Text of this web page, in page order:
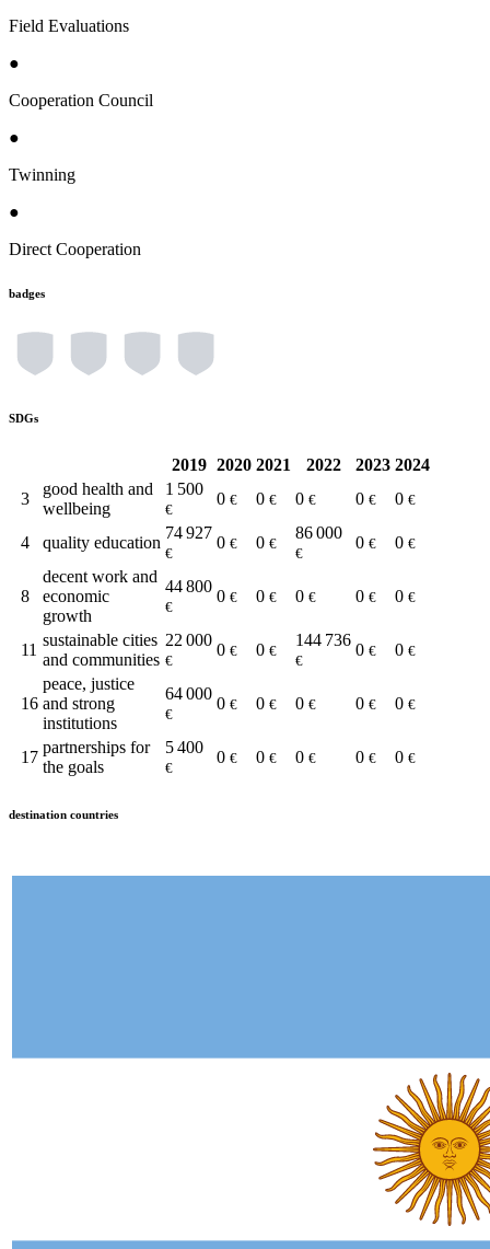
Field Evaluations
●
Cooperation Council
●
Twinning
●
Direct Cooperation
badges
SDGs
2019 2020 2021 2022 2023 2024
3
good health and
wellbeing
1 500
€
0 € 0 € 0 € 0 € 0 €
4 quality education
74 927
€
0 € 0 €
86 000
€
0 € 0 €
8
decent work and
economic
growth
44 800
€
0 € 0 € 0 € 0 € 0 €
11
sustainable cities
and communities
22 000
€
0 € 0 €
144 736
€
0 € 0 €
16
peace, justice
and strong
institutions
64 000
€
0 € 0 € 0 € 0 € 0 €
17
partnerships for
the goals
5 400
€
0 € 0 € 0 € 0 € 0 €
destination countries